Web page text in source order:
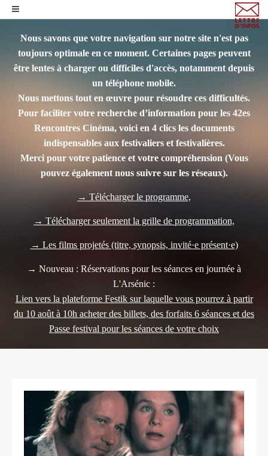
Nous savons que votre navigation sur notre site n'est pas
toujours optimale en ce moment. Certaines pages peuvent
être lentes à charger ou difficiles d'accès, notamment depuis
un téléphone mobile.
Nous mettons tout en œuvre pour résoudre ces difficultés.
Pour faciliter votre recherche d’information pour les 42es
Rencontres Cinéma, voici en 4 clics les documents
indispensables aux festivaliers et festivalières.
Merci pour votre patience et votre compréhension (Vous
pouvez également nous suivre sur les réseaux).
→ Télécharger le programme,
→ Télécharger seulement la grille de programmation,
→ Les films projetés (titre, synopsis, invité·e présent·e)
→ Nouveau : Réservations pour les séances en journée à
L'Arsénic :
Lien vers la plateforme Festik sur laquelle vous pourrez à partir
du 10 août à 10h acheter des billets, des forfaits 6 séances et des
Passe festival pour les séances de votre choix